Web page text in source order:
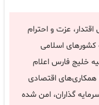
عزت و احترام
کشورهای اسلامی
‌خلیج‌ فارس اعلام
همکاری‌های اقتصادی
گذاران، امن شده